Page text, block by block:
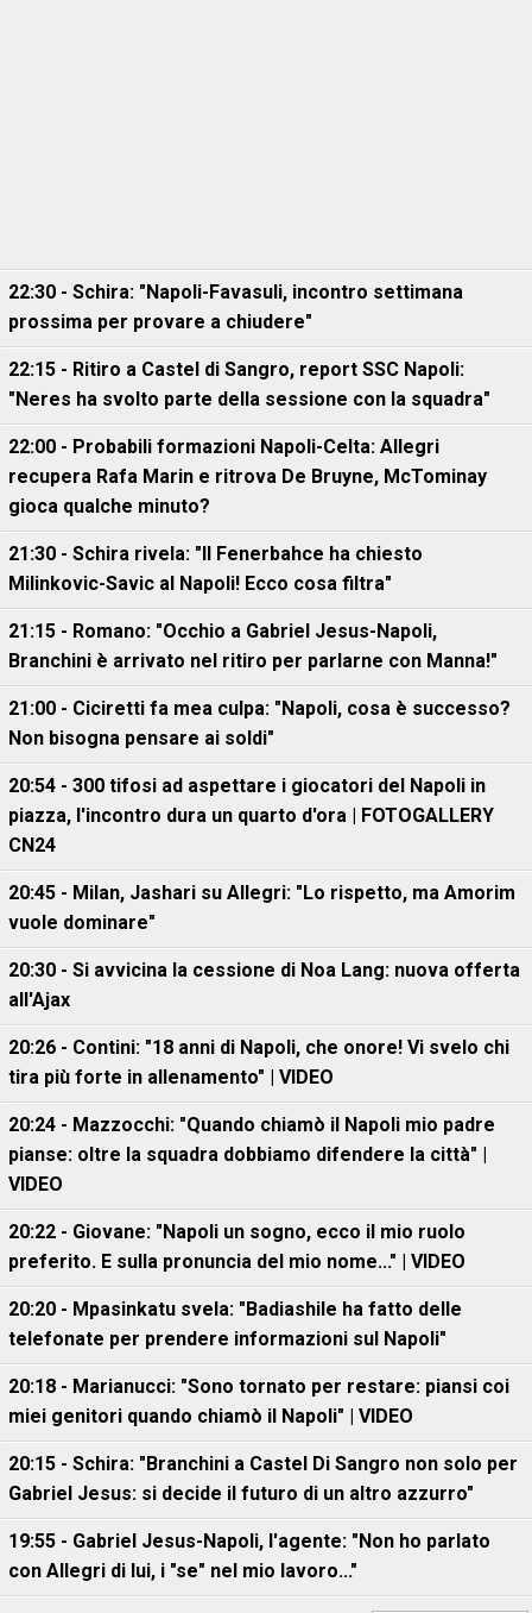
22:30 - Schira: "Napoli-Favasuli, incontro settimana
prossima per provare a chiudere"
22:15 - Ritiro a Castel di Sangro, report SSC Napoli:
"Neres ha svolto parte della sessione con la squadra"
22:00 - Probabili formazioni Napoli-Celta: Allegri
recupera Rafa Marin e ritrova De Bruyne, McTominay
gioca qualche minuto?
21:30 - Schira rivela: "Il Fenerbahce ha chiesto
Milinkovic-Savic al Napoli! Ecco cosa filtra"
21:15 - Romano: "Occhio a Gabriel Jesus-Napoli,
Branchini è arrivato nel ritiro per parlarne con Manna!"
21:00 - Ciciretti fa mea culpa: "Napoli, cosa è successo?
Non bisogna pensare ai soldi"
20:54 - 300 tifosi ad aspettare i giocatori del Napoli in
piazza, l'incontro dura un quarto d'ora | FOTOGALLERY
CN24
20:45 - Milan, Jashari su Allegri: "Lo rispetto, ma Amorim
vuole dominare"
20:30 - Si avvicina la cessione di Noa Lang: nuova offerta
all'Ajax
20:26 - Contini: "18 anni di Napoli, che onore! Vi svelo chi
tira più forte in allenamento" | VIDEO
20:24 - Mazzocchi: "Quando chiamò il Napoli mio padre
pianse: oltre la squadra dobbiamo difendere la città" |
VIDEO
20:22 - Giovane: "Napoli un sogno, ecco il mio ruolo
preferito. E sulla pronuncia del mio nome..." | VIDEO
20:20 - Mpasinkatu svela: "Badiashile ha fatto delle
telefonate per prendere informazioni sul Napoli"
20:18 - Marianucci: "Sono tornato per restare: piansi coi
miei genitori quando chiamò il Napoli" | VIDEO
20:15 - Schira: "Branchini a Castel Di Sangro non solo per
Gabriel Jesus: si decide il futuro di un altro azzurro"
19:55 - Gabriel Jesus-Napoli, l'agente: "Non ho parlato
con Allegri di lui, i "se" nel mio lavoro..."